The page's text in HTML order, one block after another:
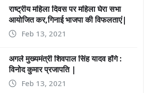
राष्ट्रीय महिला दिवस पर महिला घेरा सभा
आयोजित कर,गिनाई भाजपा की विफलताएं|
Feb 13, 2021
अगले मुख्यमंत्री शिवपाल सिंह यादव होंगे :
विनोद कुमार प्रजापति |
Feb 13, 2021